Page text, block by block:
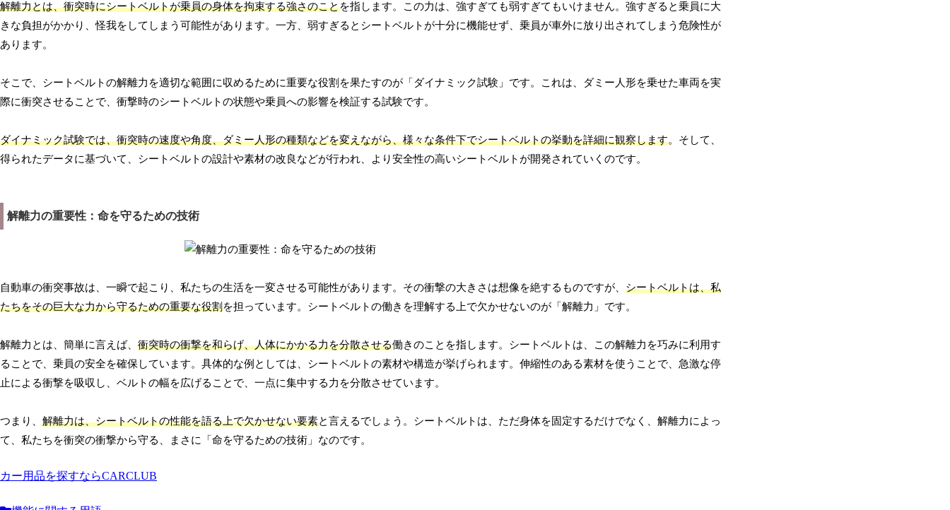
解離力とは、衝突時にシートベルトが乗員の身体を拘束する強さのことを指します。この力は、強すぎても弱すぎてもいけません。強すぎると乗員に大
きな負担がかかり、怪我をしてしまう可能性があります。一方、弱すぎるとシートベルトが十分に機能せず、乗員が車外に放り出されてしまう危険性が
あります。
そこで、シートベルトの解離力を適切な範囲に収めるために重要な役割を果たすのが「ダイナミック試験」です。これは、ダミー人形を乗せた車両を実
際に衝突させることで、衝撃時のシートベルトの状態や乗員への影響を検証する試験です。
ダイナミック試験では、衝突時の速度や角度、ダミー人形の種類などを変えながら、様々な条件下でシートベルトの挙動を詳細に観察します。そして、
得られたデータに基づいて、シートベルトの設計や素材の改良などが行われ、より安全性の高いシートベルトが開発されていくのです。
解離力の重要性：命を守るための技術
自動車の衝突事故は、一瞬で起こり、私たちの生活を一変させる可能性があります。その衝撃の大きさは想像を絶するものですが、 シートベルトは、私
たちをその巨大な力から守るための重要な役割を担っています。シートベルトの働きを理解する上で欠かせないのが「解離力」です。
解離力とは、簡単に言えば、 衝突時の衝撃を和らげ、人体にかかる力を分散させる働きのことを指します。シートベルトは、この解離力を巧みに利用す
ることで、乗員の安全を確保しています。具体的な例としては、シートベルトの素材や構造が挙げられます。伸縮性のある素材を使うことで、急激な停
止による衝撃を吸収し、ベルトの幅を広げることで、一点に集中する力を分散させています。
つまり、 解離力は、シートベルトの性能を語る上で欠かせない要素と言えるでしょう。シートベルトは、ただ身体を固定するだけでなく、解離力によっ
て、私たちを衝突の衝撃から守る、まさに「命を守るための技術」なのです。
カー用品を探すならCARCLUB